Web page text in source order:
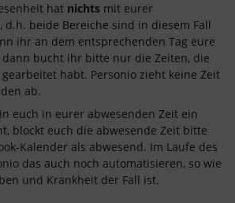
hat nichts mit eurer
d.h. beide Bereiche sind in diesem Fall
ihr an dem entsprechenden Tag eure
bucht ihr bitte nur die Zeiten, die
habt. Personio zieht keine Zeit
ab.
euch in eurer abwesenden Zeit ein
blockt euch die abwesende Zeit bitte
Kalender als abwesend. Im Laufe des
das auch noch automatisieren, so wie
und Krankheit der Fall ist.